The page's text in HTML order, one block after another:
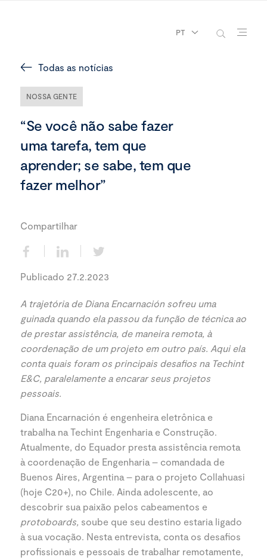
PT
Todas as notícias
NOSSA GENTE
“Se você não sabe fazer
uma tarefa, tem que
aprender; se sabe, tem que
fazer melhor”
Compartilhar
Publicado 27.2.2023
A trajetória de Diana Encarnación sofreu uma
guinada quando ela passou da função de técnica ao
de prestar assistência, de maneira remota, à
coordenação de um projeto em outro país. Aqui ela
conta quais foram os principais desafios na Techint
E&C, paralelamente a encarar seus projetos
pessoais.
Diana Encarnación é engenheira eletrônica e
trabalha na Techint Engenharia e Construção.
Atualmente, do Equador presta assistência remota
à coordenação de Engenharia – comandada de
Buenos Aires, Argentina – para o projeto Collahuasi
(hoje C20+), no Chile. Ainda adolescente, ao
descobrir sua paixão pelos cabeamentos e
protoboards, soube que seu destino estaria ligado
à sua vocação. Nesta entrevista, conta os desafios
profissionais e pessoais de trabalhar remotamente,